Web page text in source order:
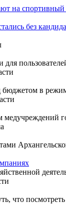
на
без
бюджетом в
медучреждений
что посмотреть